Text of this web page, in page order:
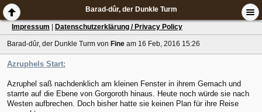
Barad-dûr, der Dunkle Turm
Impressum Datenschutzerklärung / Privacy Policy
Barad-dûr, der Dunkle Turm von Fine am 16 Feb, 2016 15:26
Azruphels Start:
Azruphel saß nachdenklich am kleinen Fenster in ihrem Gemach und
starrte auf die Ebene von Gorgoroth hinaus. Heute noch würde sie nach
Westen aufbrechen. Doch bisher hatte sie keinen Plan für ihre Reise